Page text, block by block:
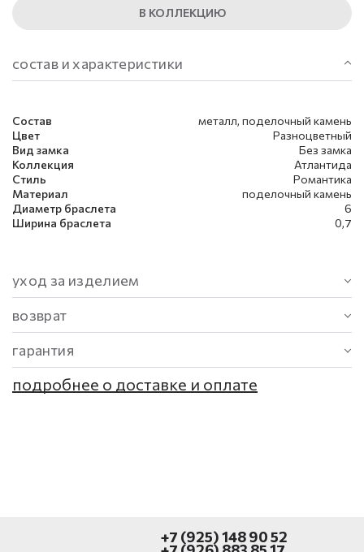
В КОЛЛЕКЦИЮ
состав и характеристики
Состав
металл, поделочный камень
Цвет
Разноцветный
Вид замка
Без замка
Коллекция
Атлантида
Стиль
Романтика
Материал
поделочный камень
Диаметр браслета
6
Ширина браслета
0,7
уход за изделием
возврат
гарантия
подробнее о доставке и оплате
+7 (925) 148 90 52